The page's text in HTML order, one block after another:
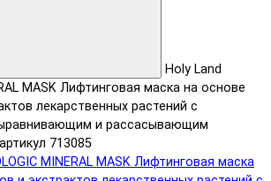
Holy Land
MASK Лифтинговая маска на основе
лекарственных растений с
и рассасывающим
713085